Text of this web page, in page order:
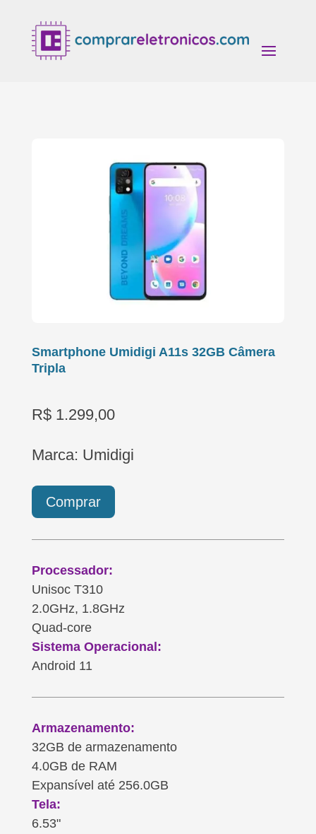
Smartphone Umidigi A11s 32GB Câmera
Tripla
R$ 1.299,00
Marca: Umidigi
Comprar
Processador:
Unisoc T310
2.0GHz, 1.8GHz
Quad-core
Sistema Operacional:
Android 11
Armazenamento:
32GB de armazenamento
4.0GB de RAM
Expansível até 256.0GB
Tela:
6.53"